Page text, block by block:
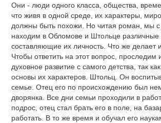
Они - люди одного класса, общества,
что живя в одной среде, их характеры,
должны быть похожи. Но читая роман, мы
находим в Обломове и Штольце различные
составляющие их личность. Что же делает
Чтобы ответить на этот вопрос, проследим
духовное развитие с самого детства, так
основы их характеров. Штольц. Он
семье. Отец его по происхождению был
дворянка. Все дни семьи проходили в
подрос, отец стал брать его в поле, на
работать. В то же время и обучал его